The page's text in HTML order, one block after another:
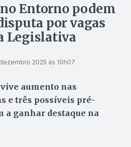
Entorno podem
por vagas
Legislativa
2025 às 10h07
aumento nas
e três possíveis pré-
a ganhar destaque na